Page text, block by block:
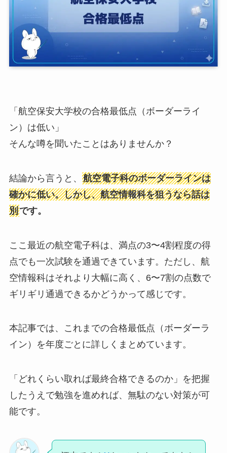
「航空保安大学校の合格最低点（ボーダーライ
ン）は低い」
そんな噂を聞いたことはありませんか？
結論から言うと、 航空電子科のボーダーラインは
確かに低い。しかし、航空情報科を狙うなら話は
別です。
ここ最近の航空電子科は、満点の3〜4割程度の得
点でも一次試験を通過できています。ただし、航
空情報科はそれより大幅に高く、6〜7割の点数で
ギリギリ通過できるかどうかって感じです。
本記事では、これまでの合格最低点（ボーダーラ
イン）を年度ごとに詳しくまとめています。
「どれくらい取れば最終合格できるのか」を把握
したうえで勉強を進めれば、無駄のない対策が可
能です。